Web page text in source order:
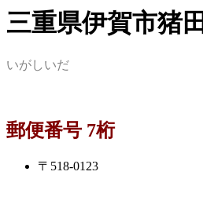
三重県伊賀市猪田
いがしいだ
郵便番号 7桁
〒518-0123